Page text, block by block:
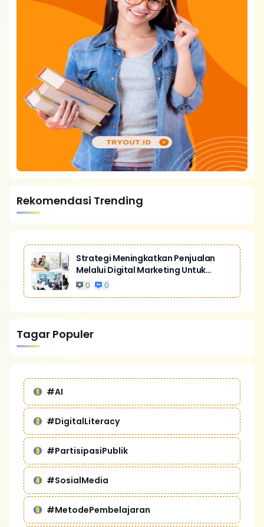
Rekomendasi Trending
Strategi Meningkatkan Penjualan
Melalui Digital Marketing Untuk
Bisnis Yang Lebih Kompetitif
0 0
Tagar Populer
#AI
#DigitalLiteracy
#PartisipasiPublik
#SosialMedia
#MetodePembelajaran